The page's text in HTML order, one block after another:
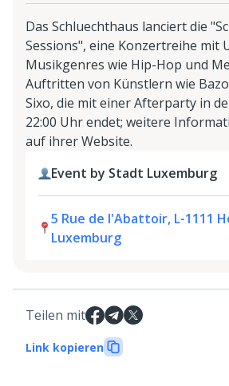
Das Schluechthaus lanciert die
Sessions", eine Konzertreihe mit
Musikgenres wie Hip-Hop und
Auftritten von Künstlern wie
Sixo, die mit einer Afterparty in
22:00 Uhr endet; weitere
auf ihrer Website.
Event by Stadt Luxemburg
5 Rue de l'Abattoir, L-1111
Luxemburg
Teilen mit
Link kopieren